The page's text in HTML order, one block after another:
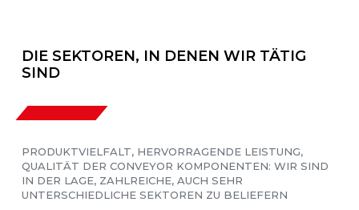
DIE SEKTOREN, IN DENEN WIR TÄTIG
SIND
PRODUKTVIELFALT, HERVORRAGENDE LEISTUNG,
QUALITÄT DER CONVEYOR KOMPONENTEN: WIR SIND
IN DER LAGE, ZAHLREICHE, AUCH SEHR
UNTERSCHIEDLICHE SEKTOREN ZU BELIEFERN